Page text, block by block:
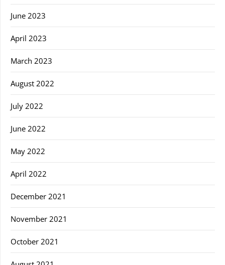
June 2023
April 2023
March 2023
August 2022
July 2022
June 2022
May 2022
April 2022
December 2021
November 2021
October 2021